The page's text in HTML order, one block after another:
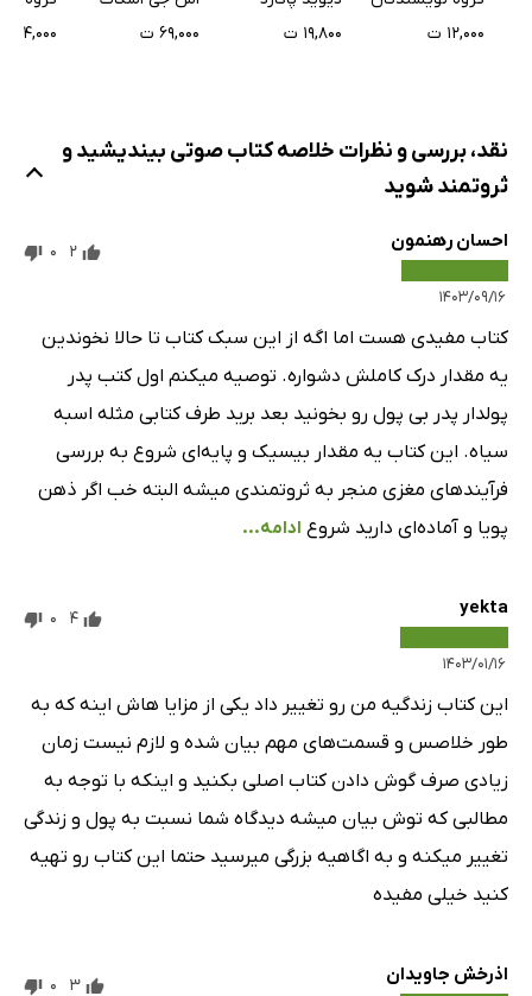
۱۲,۰۰۰ ت
۱۹,۸۰۰ ت
۶۹,۰۰۰ ت
۱۴,۰۰۰ ت
نقد، بررسی و نظرات خلاصه کتاب صوتی بیندیشید و
ثروتمند شوید
احسان رهنمون
۱۴۰۳/۰۹/۱۶
2
0
کتاب مفیدی هست اما اگه از این سبک کتاب تا حالا نخوندین
یه مقدار درک کاملش دشواره. توصیه میکنم اول کتب پدر
پولدار پدر بی پول رو بخونید بعد برید طرف کتابی مثله اسبه
سیاه. این کتاب یه مقدار بیسیک و پایه‌ای شروع به بررسی
فرآیند‌های مغزی منجر به ثروتمندی میشه البته خب اگر ذهن
پویا و آماده‌ای دارید شروع ادامه...
yekta
۱۴۰۳/۰۱/۱۶
4
0
این کتاب زندگیه من رو تغییر داد یکی از مزایا هاش اینه که به
طور خلاصس و قسمت‌های مهم بیان شده و لازم نیست زمان
زیادی صرف گوش دادن کتاب اصلی بکنید و اینکه با توجه به
مطالبی که توش بیان میشه دیدگاه شما نسبت به پول و زندگی
تغییر میکنه و به اگاهیه بزرگی میرسید حتما این کتاب رو تهیه
کنید خیلی مفیده
اذرخش جاویدان 3
0